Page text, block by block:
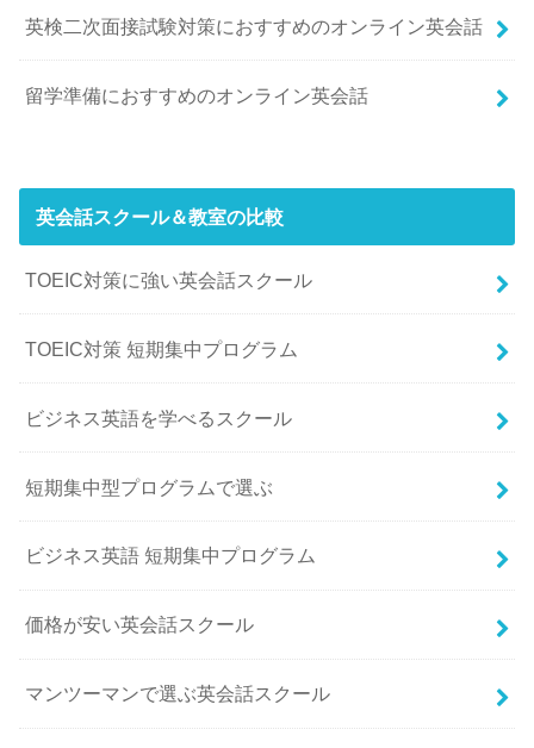
英検二次面接試験対策におすすめのオンライン英会話
留学準備におすすめのオンライン英会話
英会話スクール＆教室の比較
TOEIC対策に強い英会話スクール
TOEIC対策 短期集中プログラム
ビジネス英語を学べるスクール
短期集中型プログラムで選ぶ
ビジネス英語 短期集中プログラム
価格が安い英会話スクール
マンツーマンで選ぶ英会話スクール